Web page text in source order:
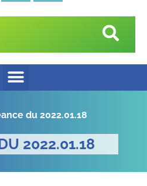
du 2022.01.18
2022.01.18